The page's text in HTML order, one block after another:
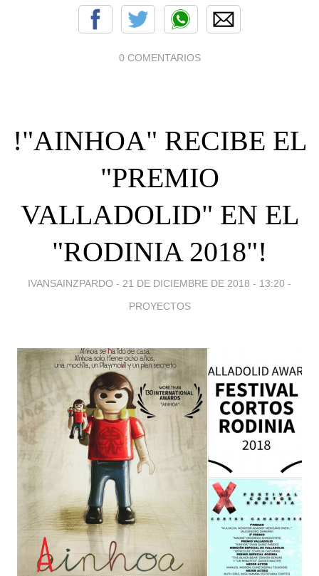
0 COMENTARIOS
!"AINHOA" RECIBE EL
"PREMIO
VALLADOLID" EN EL
"RODINIA 2018"!
IVANSAINZPARDO - 21 DE DICIEMBRE DE 2018 - 13:20 -
PROYECTOS